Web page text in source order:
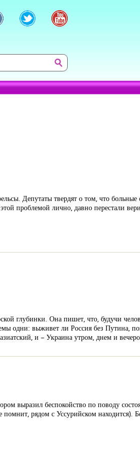
Депутаты твердят о том, что
проблемой лично, давно перестали
глубинки. Она пишет, что, будучи
одни: выживет ли Россия без
и – Украина утром, днем и
выразил беспокойство по поводу
помнит, рядом с Уссурийском